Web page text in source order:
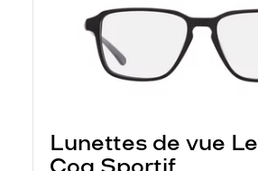
Lunettes de vue Le